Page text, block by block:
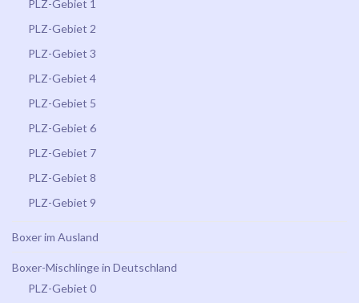
PLZ-Gebiet 1
PLZ-Gebiet 2
PLZ-Gebiet 3
PLZ-Gebiet 4
PLZ-Gebiet 5
PLZ-Gebiet 6
PLZ-Gebiet 7
PLZ-Gebiet 8
PLZ-Gebiet 9
Boxer im Ausland
Boxer-Mischlinge in Deutschland
PLZ-Gebiet 0